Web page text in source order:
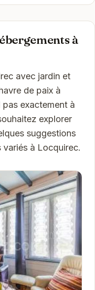
à
avec jardin et
de paix à
exactement à
explorer
suggestions
à Locquirec.